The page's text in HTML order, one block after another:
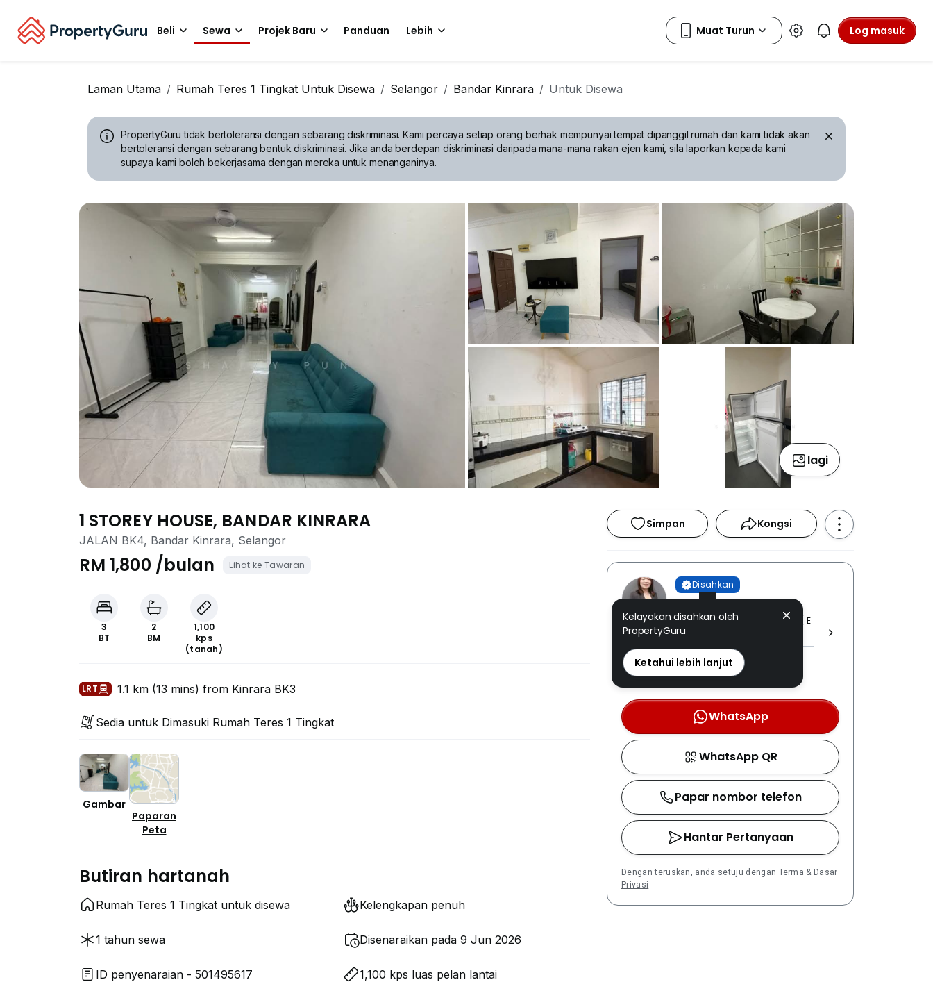
Beli Sewa Projek Baru Panduan Lebih Log masuk
Laman Utama Rumah Teres 1 Tingkat Untuk Disewa Selangor Bandar Kinrara Untuk Disewa
PropertyGuru tidak bertoleransi dengan sebarang diskriminasi.Kami percaya setiap orang berhak mempunyai tempat dipanggil rumah dan kami tidak akan
bertoleransi dengan sebarang bentuk diskriminasi. Jika anda berdepan diskriminasi daripada mana-mana rakan ejen kami, sila laporkan kepada kami
supaya kami boleh bekerjasama dengan mereka untuk menanganinya.
lagi
1 STOREY HOUSE, BANDAR KINRARA
JALAN BK4, Bandar Kinrara, Selangor
RM 1,800 /bulan Lihat ke Tawaran
3
BT
2
BM
1,100
kps
(tanah)
LRT 1.1 km (13 mins) from Kinrara BK3
Sedia untuk Dimasuki Rumah Teres 1 Tingkat
Gambar
Paparan
Peta
Butiran hartanah
Rumah Teres 1 Tingkat untuk disewa Kelengkapan penuh
1 tahun sewa Disenaraikan pada 9 Jun 2026
ID penyenaraian - 501495617 1,100 kps luas pelan lantai
Simpan Kongsi
Disahkan
Shally Pun
VIVAHOMES REALTY SDN. BHD [ E
(1) 1670 ]
REN: 17918 disahkan
Nombor berdaftar LPEPH
WhatsApp
WhatsApp QR
Papar nombor telefon
Hantar Pertanyaan
Dengan teruskan, anda setuju dengan Terma & Dasar
Privasi
Kelayakan disahkan oleh
PropertyGuru
Ketahui lebih lanjut